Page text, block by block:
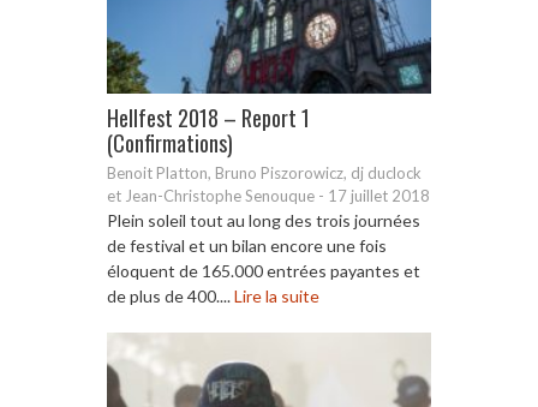
Hellfest 2018 – Report 1
(Confirmations)
Benoit Platton, Bruno Piszorowicz, dj duclock
et Jean-Christophe Senouque - 17 juillet 2018
Plein soleil tout au long des trois journées
de festival et un bilan encore une fois
éloquent de 165.000 entrées payantes et
de plus de 400....Lire la suite